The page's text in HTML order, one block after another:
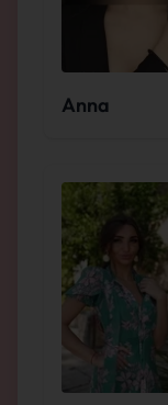
Anna